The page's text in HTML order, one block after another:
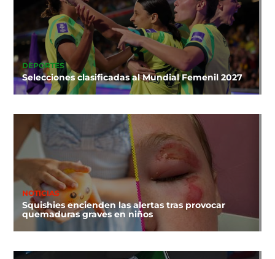
DEPORTES
Selecciones clasificadas al Mundial Femenil 2027
NOTICIAS
Squishies encienden las alertas tras provocar
quemaduras graves en niños